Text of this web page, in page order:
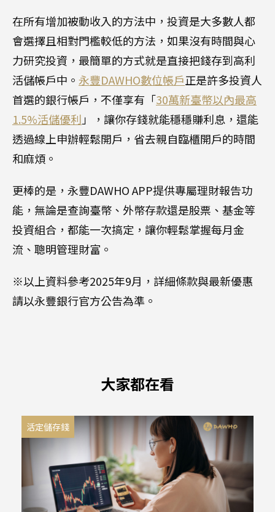
在所有增加被動收入的方法中，投資是大多數人都
會選擇且相對門檻較低的方法，如果沒有時間與心
力研究投資，最簡單的方式就是直接把錢存到高利
活儲帳戶中。 永豐DAWHO數位帳戶正是許多投資人
首選的銀行帳戶，不僅享有「30萬新臺幣以內最高
1.5%活儲優利 」，讓你存錢就能穩穩賺利息，還能
透過線上申辦輕鬆開戶，省去親自臨櫃開戶的時間
和麻煩。
更棒的是，永豐DAWHO APP提供專屬理財報告功
能，無論是查詢臺幣、外幣存款還是股票、基金等
投資組合，都能一次搞定，讓你輕鬆掌握每月金
流、聰明管理財富。
※以上資料參考2025年9月，詳細條款與最新優惠
請以永豐銀行官方公告為準。
大家都在看
活定儲存錢